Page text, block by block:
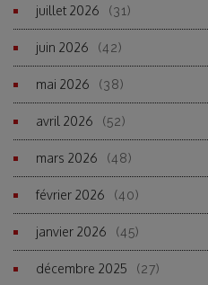
juillet 2026 (31)
juin 2026 (42)
mai 2026 (38)
avril 2026 (52)
mars 2026 (48)
février 2026 (40)
janvier 2026 (45)
décembre 2025 (27)